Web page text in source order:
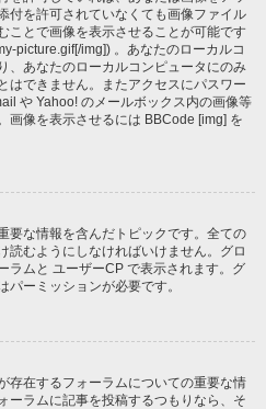
付を許可されていなくても画像ファイル
ことで画像を表示させることが可能です
picture.gif[/img]) 。あなたのローカルコ
、あなたのローカルコンピュータにのみ
はできません。またアクセスにパスワー
や Yahoo! のメールボックス内の画像等
画像を表示させるには BBCode [img] を
要な情報を含んだトピックです。全ての
読むようにしなければいけません。グロ
ラムと ユーザーCP で表示されます。グ
パーミッションが必要です。
存在するフォーラムについての重要な情
ーラムに記事を投稿するつもりなら、そ